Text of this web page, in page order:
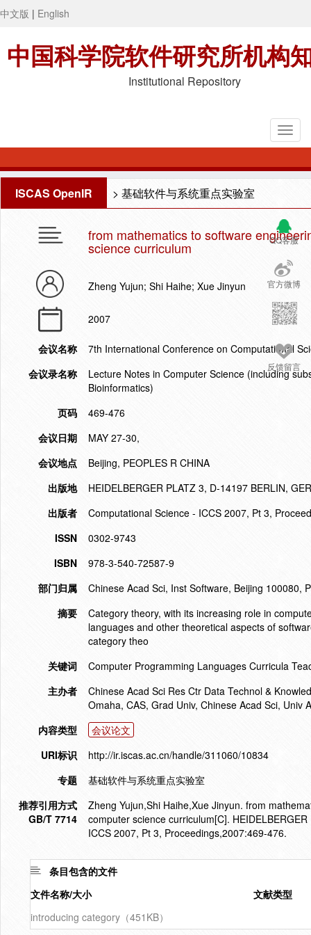
中文版 | English
中国科学院软件研究所机构
Institutional Repository
ISCAS OpenIR > 基础软件与系统重点实验室
QQ客服
官方微博
反馈留言
from mathematics to software
science curriculum
Zheng Yujun; Shi Haihe; Xue Jinyun
2007
会议名称
7th International Conference on Computational
会议录名称
Lecture Notes in Computer Science (including
Bioinformatics)
页码
469-476
会议日期
MAY 27-30,
会议地点
Beijing, PEOPLES R CHINA
出版地
HEIDELBERGER PLATZ 3, D-14197 BERLIN,
出版者
Computational Science - ICCS 2007, Pt 3,
ISSN
0302-9743
ISBN
978-3-540-72587-9
部门归属
Chinese Acad Sci, Inst Software, Beijing 100080,
摘要
Category theory, with its increasing role in
languages and other theoretical aspects of
category theo
关键词
Computer Programming Languages Curricula
主办者
Chinese Acad Sci Res Ctr Data Technol &
Omaha, CAS, Grad Univ, Chinese Acad Sci, Univ
内容类型
会议论文
URI标识
http://ir.iscas.ac.cn/handle/311060/10834
专题
基础软件与系统重点实验室
推荐引用方式
GB/T 7714
Zheng Yujun,Shi Haihe,Xue Jinyun. from
computer science curriculum[C].
ICCS 2007, Pt 3, Proceedings,2007:469-476.
条目包含的文件
文件名称/大小
文献类型
introducing category（451KB）